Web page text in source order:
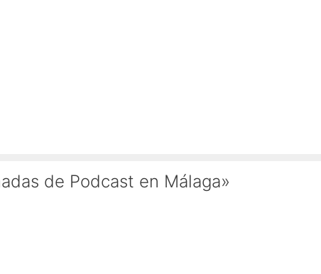
de Podcast en Málaga»